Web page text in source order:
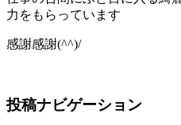
力をもらっています
感謝感謝(^^)/
投稿ナビゲーション